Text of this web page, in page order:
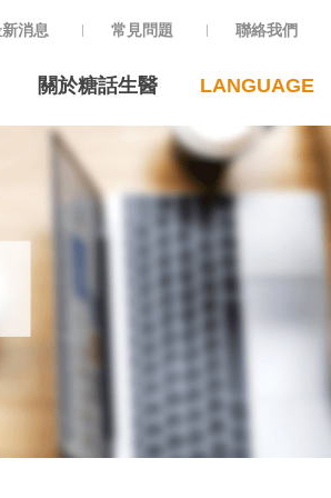
消息 常見問題 聯絡我們
關於糖話生醫 LANGUAGE